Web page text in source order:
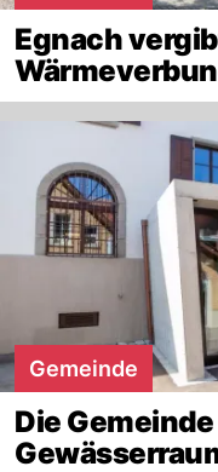
Egnach
Gemeinde
Die